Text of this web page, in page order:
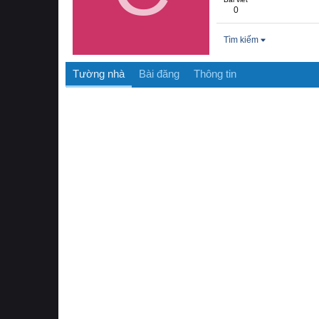
0
Tìm kiếm
Tường nhà Bài đăng Thông tin